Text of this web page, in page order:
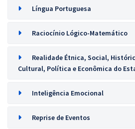
Língua Portuguesa
Raciocínio Lógico-Matemático
Realidade Étnica, Social,
Cultural, Política e Econômica do
Inteligência Emocional
Reprise de Eventos